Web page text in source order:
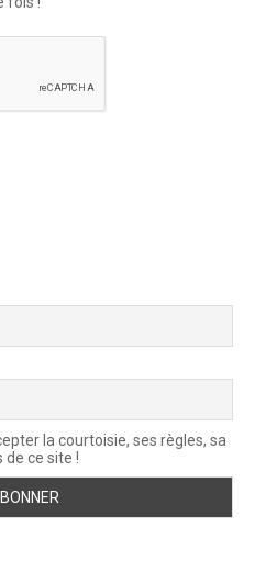
la courtoisie, ses règles, sa
ce site !